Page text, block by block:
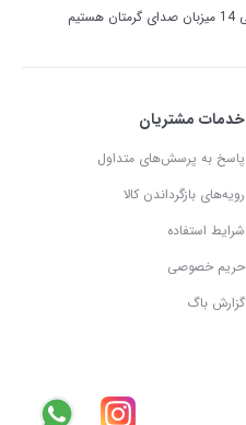
خدمات مشتریان
پاسخ به پرسش‌های متداول
رویه‌های بازگرداندن کالا
شرایط استفاده
حریم خصوصی
گزارش باگ